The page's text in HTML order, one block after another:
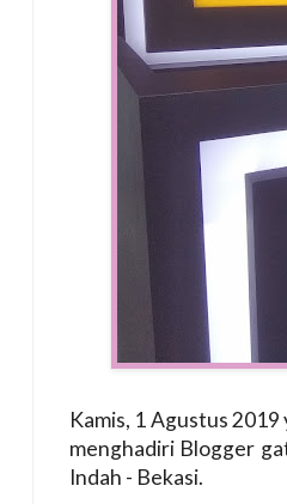
Kamis, 1 Agustus
menghadiri Blogger
Indah - Bekasi.